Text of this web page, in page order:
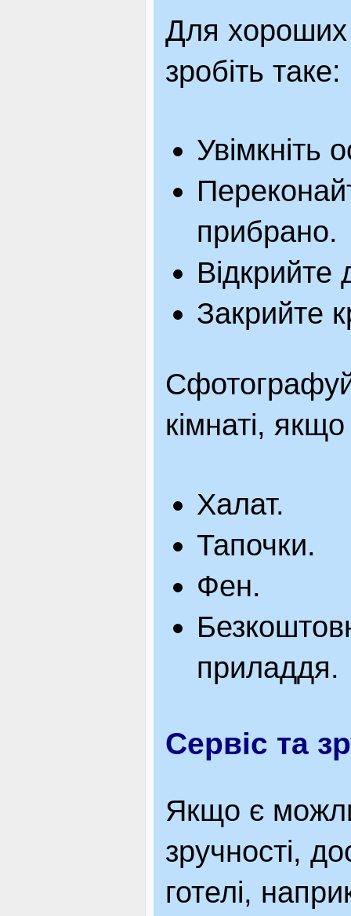
Для хороших
зробіть таке:
Увімкніть
прибрано.
Відкрийте
Закрийте
кімнаті,
Халат.
Тапочки.
Фен.
приладдя.
Сервіс та
Якщо є
зручності,
готелі,